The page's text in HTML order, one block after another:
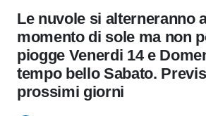
Le nuvole si alterneranno
momento di sole ma non
piogge Venerdi 14 e
tempo bello Sabato.
prossimi giorni